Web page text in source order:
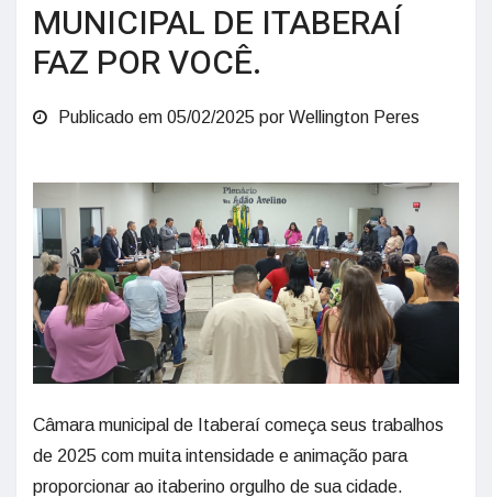
MUNICIPAL DE ITABERAÍ
FAZ POR VOCÊ.
Publicado em 05/02/2025 por Wellington Peres
Câmara municipal de Itaberaí começa seus trabalhos
de 2025 com muita intensidade e animação para
proporcionar ao itaberino orgulho de sua cidade.